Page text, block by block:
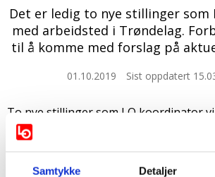
Samtykke Detaljer
Det er ledig to nye stillinger
med arbeidsted i Trøndelag.
til å komme med forslag på
01.10.2019 Sist oppdatert
To nye stillinger som LO koordinator
tid bli opprettet i Trøndelag.
Nye Veier AS ønsker å inngå en avtale
koordinator ved prosjektområde E6 i